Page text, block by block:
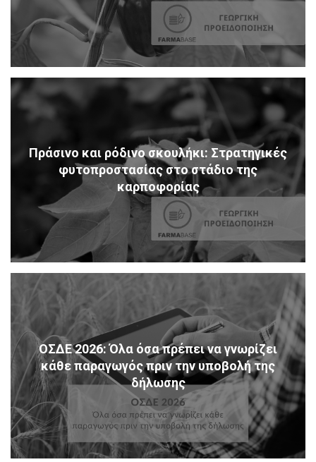
Πράσινο και ρόδινο σκουλήκι: Στρατηγικές
φυτοπροστασίας στο στάδιο της
καρποφορίας
ΟΣΔΕ 2026: Όλα όσα πρέπει να γνωρίζει
κάθε παραγωγός πριν την υποβολή της
δήλωσης